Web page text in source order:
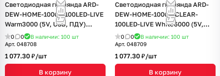
Светодиодная гирлянда ARD-
DEW-HOME-10000-100LED-LIVE
Warm3000 (5V, USB, ПДУ)
(Ardecoled, IP20)
0 0 В наличии: 100 шт
Арт. 048708
1 077.30 ₽/шт
В корзину
Светодиодная гирлянда ARD-
DEW-HOME-10000-CLEAR-
100LED-LIVE White6000 (5V,
USB, ПДУ) (Ardecoled, IP20)
0 0 В наличии: 100 шт
Арт. 048709
1 077.30 ₽/шт
В корзину